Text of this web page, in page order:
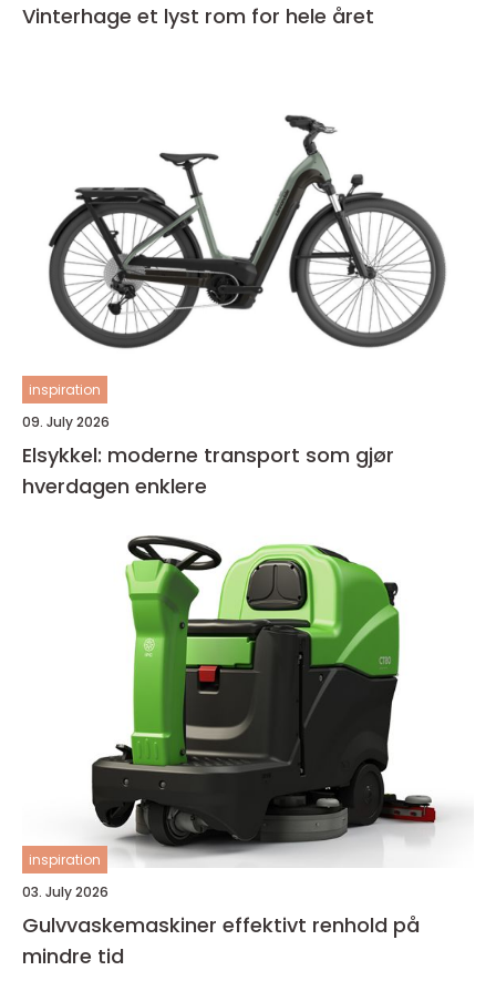
Vinterhage et lyst rom for hele året
inspiration
09. July 2026
Elsykkel: moderne transport som gjør
hverdagen enklere
inspiration
03. July 2026
Gulvvaskemaskiner effektivt renhold på
mindre tid